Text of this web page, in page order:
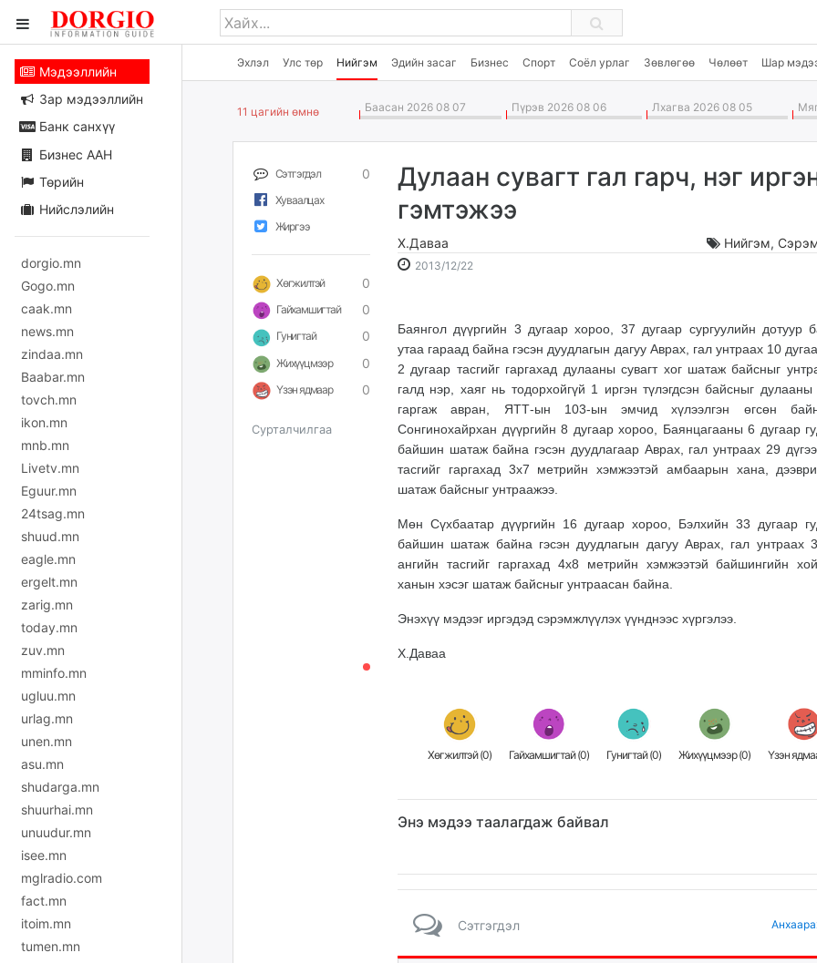
Эхлэл Улс төр Нийгэм Эдийн засаг Бизнес Спорт Соёл урлаг Зөвлөгөө Чөлөөт Шар
Мэдээллийн
Зар мэдээллийн
Банк санхүү
Бизнес ААН
Төрийн
Нийслэлийн
dorgio.mn
Gogo.mn
caak.mn
news.mn
zindaa.mn
Baabar.mn
tovch.mn
ikon.mn
mnb.mn
Livetv.mn
Eguur.mn
24tsag.mn
shuud.mn
eagle.mn
ergelt.mn
zarig.mn
today.mn
zuv.mn
mminfo.mn
ugluu.mn
urlag.mn
unen.mn
asu.mn
shudarga.mn
shuurhai.mn
unuudur.mn
isee.mn
mglradio.com
fact.mn
itoim.mn
tumen.mn
11 цагийн өмнө Баасан 2026 08 07 Пүрэв 2026 08 06 Лхагва 2026 08 05
Сэтгэгдэл 0
Хуваалцах
Жиргээ
Хөгжилтэй 0
Гайхамшигтай 0
Гунигтай 0
Жихүүцмээр 0
Үзэн ядмаар 0
Сурталчилгаа
Дулаан сувагт гал гарч, нэг
гэмтэжээ
Х.Даваа Нийгэм,
2013/12/22
17:08:25
23:07:41
Баянгол дүүргийн 3 дугаар хороо, 37 дугаар сургуулийн дотуур
утаа гараад байна гэсэн дуудлагын дагуу Аврах, гал унтраах 10
2 дугаар тасгийг гаргахад дулааны сувагт хог шатаж байсныг
галд нэр, хаяг нь тодорхойгүй 1 иргэн түлэгдсэн байсныг дулааны
гаргаж авран, ЯТТ-ын 103-ын эмчид хүлээлгэн өгсөн
Сонгинохайрхан дүүргийн 8 дугаар хороо, Баянцагааны 6 дугаар
байшин шатаж байна гэсэн дуудлагаар Аврах, гал унтраах 29
тасгийг гаргахад 3х7 метрийн хэмжээтэй амбаарын хана,
шатаж байсныг унтраажээ.
Мөн Сүхбаатар дүүргийн 16 дугаар хороо, Бэлхийн 33 дугаар
байшин шатаж байна гэсэн дуудлагын дагуу Аврах, гал унтраах
ангийн тасгийг гаргахад 4х8 метрийн хэмжээтэй байшингийн
ханын хэсэг шатаж байсныг унтраасан байна.
Энэхүү мэдээг иргэдэд сэрэмжлүүлэх үүнднээс хүргэлээ.
Х.Даваа
Хөгжилтэй (0) Гайхамшигтай (0) Гунигтай (0) Жихүүцмээр (0) Үзэн
Энэ мэдээ таалагдаж байвал
Сэтгэгдэл